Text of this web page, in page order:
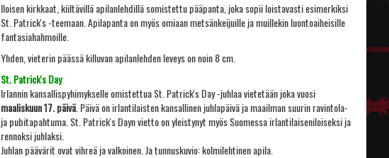
Iloisen kirkkaat, kiiltävillä apilanlehdillä somistettu pääpanta, joka sopii loistavasti esimerkiksi
St. Patrick's -teemaan. Apilapanta on myös omiaan metsänkeijuille ja muillekin luontoaiheisille
fantasiahahmoille.
Yhden, vieterin päässä killuvan apilanlehden leveys on noin 8 cm.
St. Patrick's Day
Irlannin kansallispyhimykselle omistettua St. Patrick's Day -juhlaa vietetään joka vuosi
maaliskuun 17. päivä . Päivä on irlantilaisten kansallinen juhlapäivä ja maailman suurin ravintola-
ja pubitapahtuma. St. Patrick's Dayn vietto on yleistynyt myös Suomessa irlantilaiseniloiseksi ja
rennoksi juhlaksi.
Juhlan päävärit ovat vihreä ja valkoinen. Ja tunnuskuvio: kolmilehtinen apila.